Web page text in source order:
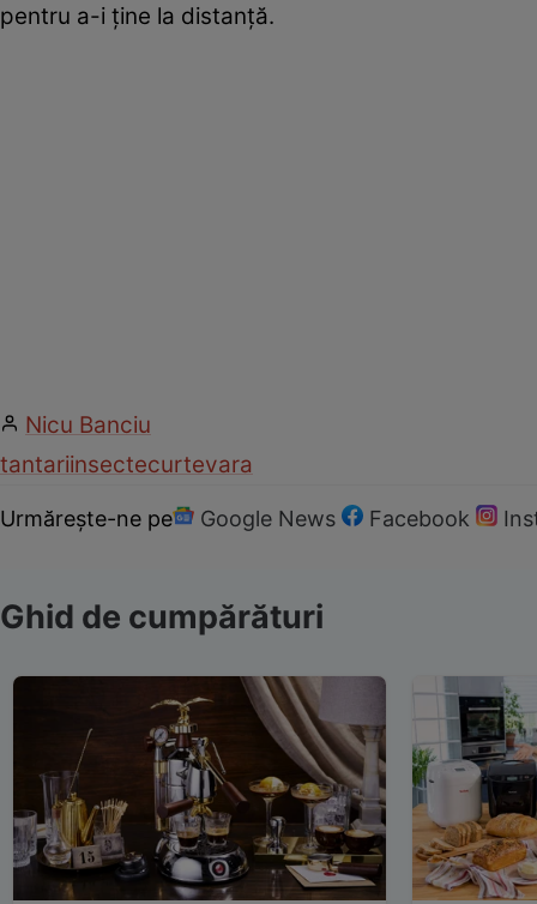
pentru a-i ține la distanță.
Nicu Banciu
tantariinsectecurtevara
Urmărește-ne pe Google News Facebook
Ghid de cumpărături